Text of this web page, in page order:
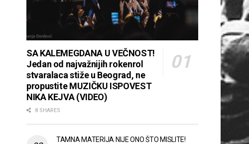
SA KALEMEGDANA U VEČNOST!
Jedan od najvažnijih rokenrol
stvaralaca stiže u Beograd, ne
propustite MUZIČKU ISPOVEST
NIKA KEJVA (VIDEO)
8 SHARES
TAMNA MATERIJA NIJE ONO ŠTO MISLITE!